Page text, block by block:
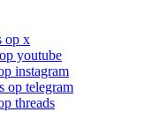
op x
youtube
instagram
op telegram
threads